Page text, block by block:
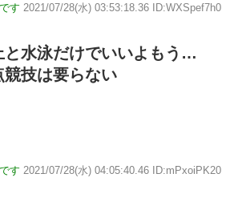
す 2021/07/28(水) 03:53:18.36 ID:WXSpef7h0
と水泳だけでいいよもう…
技は要らない
す 2021/07/28(水) 04:05:40.46 ID:mPxoiPK20